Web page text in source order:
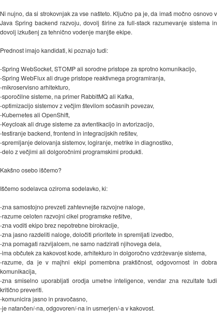
Ni nujno, da si strokovnjak za vse našteto. Ključno pa je, da imaš močno osnovo v
Java Spring backend razvoju, dovolj širine za full-stack razumevanje sistema in
dovolj izkušenj za tehnično vodenje manjše ekipe.
Prednost imajo kandidati, ki poznajo tudi:
-Spring WebSocket, STOMP ali sorodne pristope za sprotno komunikacijo,
-Spring WebFlux ali druge pristope reaktivnega programiranja,
-mikroservisno arhitekturo,
-sporočilne sisteme, na primer RabbitMQ ali Kafka,
-optimizacijo sistemov z večjim številom sočasnih povezav,
-Kubernetes ali OpenShift,
-Keycloak ali druge sisteme za avtentikacijo in avtorizacijo,
-testiranje backend, frontend in integracijskih rešitev,
-spremljanje delovanja sistemov, logiranje, metrike in diagnostiko,
-delo z večjimi ali dolgoročnimi programskimi produkti.
Kakšno osebo iščemo?
Iščemo sodelavca oziroma sodelavko, ki:
-zna samostojno prevzeti zahtevnejše razvojne naloge,
-razume celoten razvojni cikel programske rešitve,
-zna voditi ekipo brez nepotrebne birokracije,
-zna jasno razdeliti naloge, določiti prioritete in spremljati izvedbo,
-zna pomagati razvijalcem, ne samo nadzirati njihovega dela,
-ima občutek za kakovost kode, arhitekturo in dolgoročno vzdrževanje sistema,
-razume, da je v majhni ekipi pomembna praktičnost, odgovornost in dobra
komunikacija,
-zna smiselno uporabljati orodja umetne inteligence, vendar zna rezultate tudi
kritično preveriti.
-komunicira jasno in pravočasno,
-je natančen/-na, odgovoren/-na in usmerjen/-a v kakovost.